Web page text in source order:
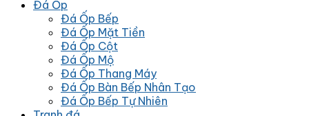
Đá Ốp
Đá Ốp Bếp
Đá Ốp Mặt Tiền
Đá Ốp Cột
Đá Ốp Mộ
Đá Ốp Thang Máy
Đá Ốp Bàn Bếp Nhân Tạo
Đá Ốp Bếp Tự Nhiên